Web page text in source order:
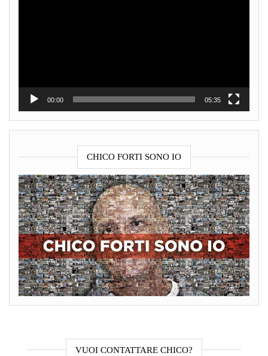
00:00 05:35
CHICO FORTI SONO IO
VUOI CONTATTARE CHICO?